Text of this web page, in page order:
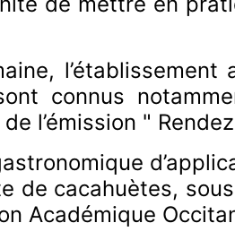
l’établissement
connus
l’émission "
de cacahuètes,
Académique